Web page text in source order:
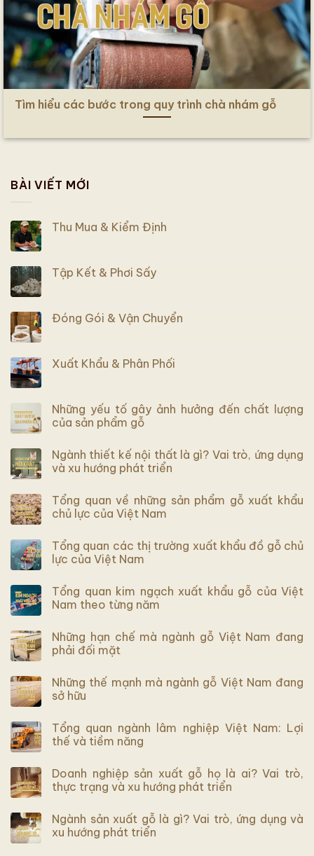
Tìm hiểu các bước trong quy trình chà nhám gỗ
BÀI VIẾT MỚI
Thu Mua & Kiểm Định
Tập Kết & Phơi Sấy
Đóng Gói & Vận Chuyển
Xuất Khẩu & Phân Phối
Những yếu tố gây ảnh hưởng đến chất lượng
của sản phẩm gỗ
Ngành thiết kế nội thất là gì? Vai trò, ứng dụng
và xu hướng phát triển
Tổng quan về những sản phẩm gỗ xuất khẩu
chủ lực của Việt Nam
Tổng quan các thị trường xuất khẩu đồ gỗ chủ
lực của Việt Nam
Tổng quan kim ngạch xuất khẩu gỗ của Việt
Nam theo từng năm
Những hạn chế mà ngành gỗ Việt Nam đang
phải đối mặt
Những thế mạnh mà ngành gỗ Việt Nam đang
sở hữu
Tổng quan ngành lâm nghiệp Việt Nam: Lợi
thế và tiềm năng
Doanh nghiệp sản xuất gỗ họ là ai? Vai trò,
thực trạng và xu hướng phát triển
Ngành sản xuất gỗ là gì? Vai trò, ứng dụng và
xu hướng phát triển